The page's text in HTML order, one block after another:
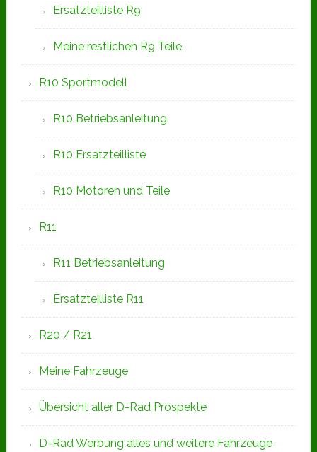
Ersatzteilliste R9
Meine restlichen R9 Teile.
R10 Sportmodell
R10 Betriebsanleitung
R10 Ersatzteilliste
R10 Motoren und Teile
R11
R11 Betriebsanleitung
Ersatzteilliste R11
R20 / R21
Meine Fahrzeuge
Übersicht aller D-Rad Prospekte
D-Rad Werbung alles und weitere Fahrzeuge